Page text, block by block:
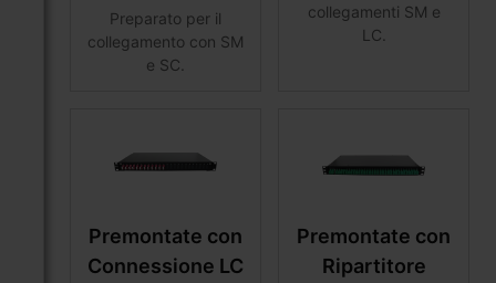
Preparato per il
collegamento con SM
e SC.
collegamenti SM e
LC.
Premontate con
Connessione LC
Premontate con
Ripartitore